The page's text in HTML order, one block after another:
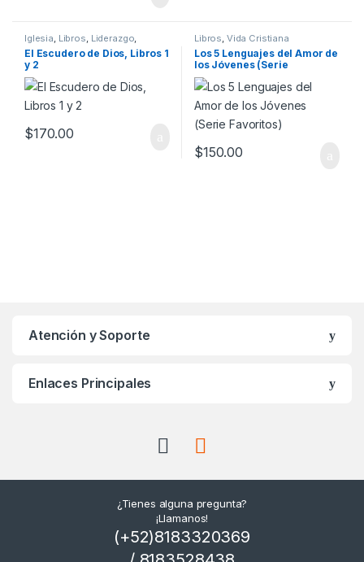
Iglesia Libros Liderazgo
Ministerio
El Escudero de Dios, Libros 1
y 2
$170.00
Libros Vida Cristiana
Los 5 Lenguajes del Amor de
los Jóvenes (Serie
Favoritos)
$150.00
Atención y Soporte
Enlaces Principales
¿Tienes alguna pregunta?
¡Llamanos!
(+52)8183320369